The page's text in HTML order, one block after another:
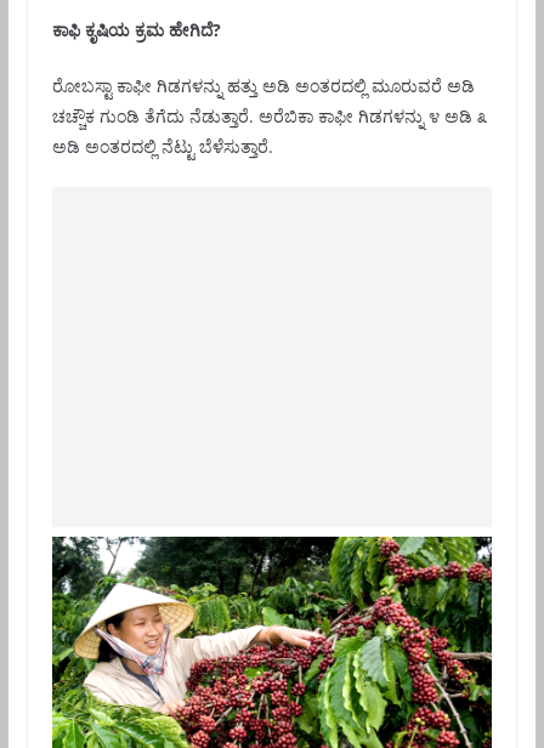
ಕಾಫಿ ಕೃಷಿಯ ಕ್ರಮ ಹೇಗಿದೆ?
ರೋಬಸ್ಟಾ ಕಾಫೀ ಗಿಡಗಳನ್ನು ಹತ್ತು ಅಡಿ ಅಂತರದಲ್ಲಿ ಮೂರುವರೆ ಅಡಿ
ಚಚ್ಚೌಕ ಗುಂಡಿ ತೆಗೆದು ನೆಡುತ್ತಾರೆ. ಅರೆಬಿಕಾ ಕಾಫೀ ಗಿಡಗಳನ್ನು ೪ ಅಡಿ ೩
ಅಡಿ ಅಂತರದಲ್ಲಿ ನೆಟ್ಟು ಬೆಳೆಸುತ್ತಾರೆ.